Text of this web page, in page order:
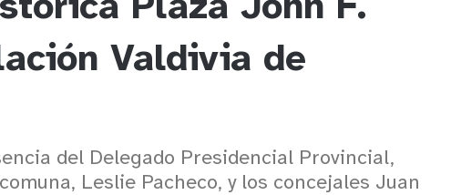
Valdivia de
del Delegado Presidencial Provincial,
Leslie Pacheco, y los concejales Juan